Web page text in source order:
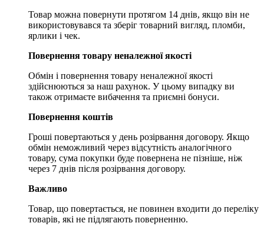
Товар можна повернути протягом 14 днів, якщо він не
використовувався та зберіг товарний вигляд, пломби,
ярлики і чек.
Повернення товару неналежної якості
Обмін і повернення товару неналежної якості
здійснюються за наш рахунок. У цьому випадку ви
також отримаєте вибачення та приємні бонуси.
Повернення коштів
Гроші повертаються у день розірвання договору. Якщо
обмін неможливий через відсутність аналогічного
товару, сума покупки буде повернена не пізніше, ніж
через 7 днів після розірвання договору.
Важливо
Товар, що повертається, не повинен входити до переліку
товарів, які не підлягають поверненню.